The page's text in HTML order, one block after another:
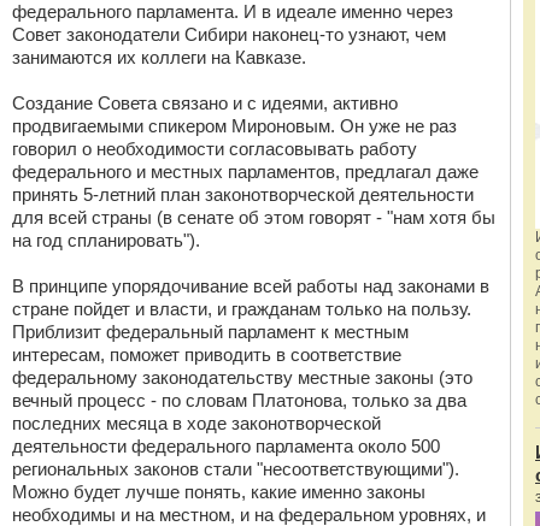
федерального парламента. И в идеале именно через
Совет законодатели Сибири наконец-то узнают, чем
занимаются их коллеги на Кавказе.
Создание Совета связано и с идеями, активно
продвигаемыми спикером Мироновым. Он уже не раз
говорил о необходимости согласовывать работу
федерального и местных парламентов, предлагал даже
принять 5-летний план законотворческой деятельности
для всей страны (в сенате об этом говорят - "нам хотя бы
на год спланировать").
В принципе упорядочивание всей работы над законами в
стране пойдет и власти, и гражданам только на пользу.
Приблизит федеральный парламент к местным
интересам, поможет приводить в соответствие
федеральному законодательству местные законы (это
вечный процесс - по словам Платонова, только за два
последних месяца в ходе законотворческой
деятельности федерального парламента около 500
региональных законов стали "несоответствующими").
Можно будет лучше понять, какие именно законы
необходимы и на местном, и на федеральном уровнях, и